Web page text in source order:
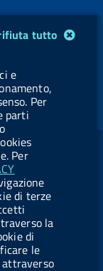
tutto
e
Per
parti
Per
di terze
la
di
le